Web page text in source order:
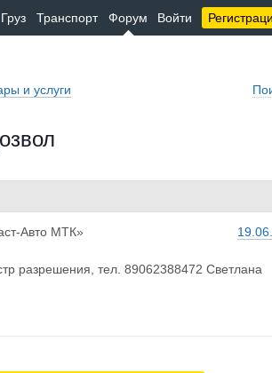
Груз Транспорт Форум Войти
и услуги
Авто МТК»
разрешения, тел. 89062388472 Светлана